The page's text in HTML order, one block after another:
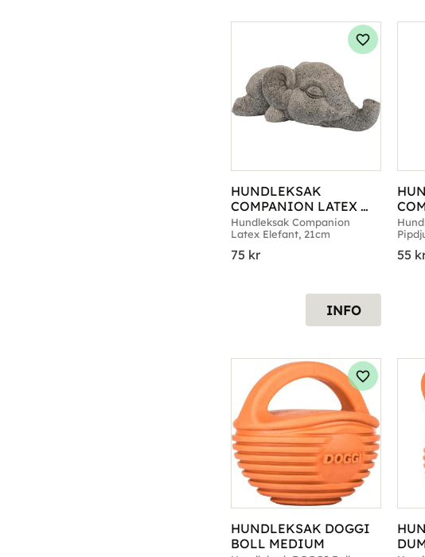
HUNDLEKSAK
COMPANION LATEX
ELEFANT 21CM
Hundleksak Companion
Latex Elefant, 21cm
75 kr
Lägg till i
INFO
55
HUNDLEKSAK DOGGI
BOLL MEDIUM
Lägg till i